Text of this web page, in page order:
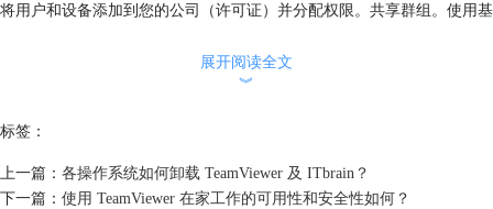
将用户和设备添加到您的公司（许可证）并分配权限。共享群组。使用基
以。启用安全访问控制连接设备，不需要密码。
像），并可轻松转换为 AVI 视频格式。会话录音也可以强制执行。
7.远程打印
方便地使用远程计算机控制本地打印机打印全彩色文件。TeamViewer 会
展开阅读全文
︾
标签：
上一篇： 各操作系统如何卸载 TeamViewer 及 ITbrain？
下一篇： 使用 TeamViewer 在家工作的可用性和安全性如何？